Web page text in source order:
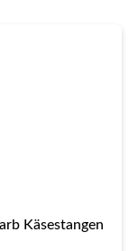
Käsestangen